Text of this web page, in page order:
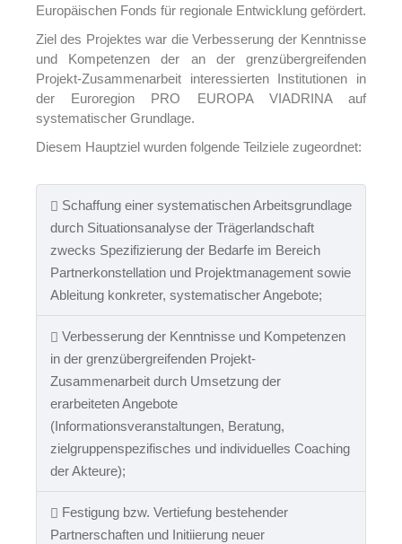
Europäischen Fonds für regionale Entwicklung gefördert.
Ziel des Projektes war die Verbesserung der Kenntnisse
und Kompetenzen der an der grenzübergreifenden
Projekt-Zusammenarbeit interessierten Institutionen in
der Euroregion PRO EUROPA VIADRINA auf
systematischer Grundlage.
Diesem Hauptziel wurden folgende Teilziele zugeordnet:
Schaffung einer systematischen Arbeitsgrundlage
durch Situationsanalyse der Trägerlandschaft
zwecks Spezifizierung der Bedarfe im Bereich
Partnerkonstellation und Projektmanagement sowie
Ableitung konkreter, systematischer Angebote;
Verbesserung der Kenntnisse und Kompetenzen
in der grenzübergreifenden Projekt-
Zusammenarbeit durch Umsetzung der
erarbeiteten Angebote
(Informationsveranstaltungen, Beratung,
zielgruppenspezifisches und individuelles Coaching
der Akteure);
Festigung bzw. Vertiefung bestehender
Partnerschaften und Initiierung neuer